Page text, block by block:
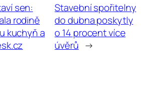
sen:
rodině
kuchyň a
Stavební spořitelny
do dubna poskytly
o 14 procent více
úvěrů →